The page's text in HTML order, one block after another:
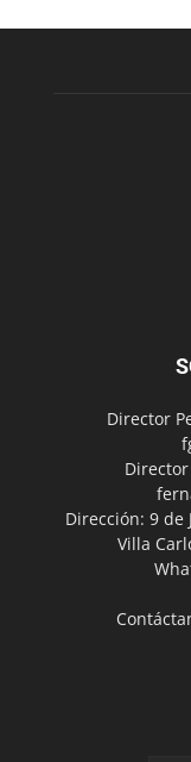
Director
Dirección: 9 de
Villa